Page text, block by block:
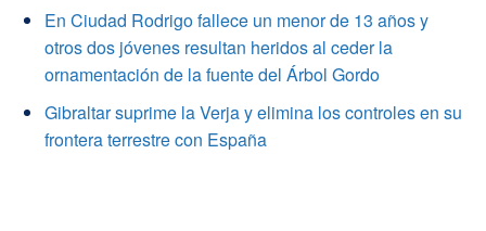
En Ciudad Rodrigo fallece un menor de 13 años y
otros dos jóvenes resultan heridos al ceder la
ornamentación de la fuente del Árbol Gordo
Gibraltar suprime la Verja y elimina los controles en su
frontera terrestre con España